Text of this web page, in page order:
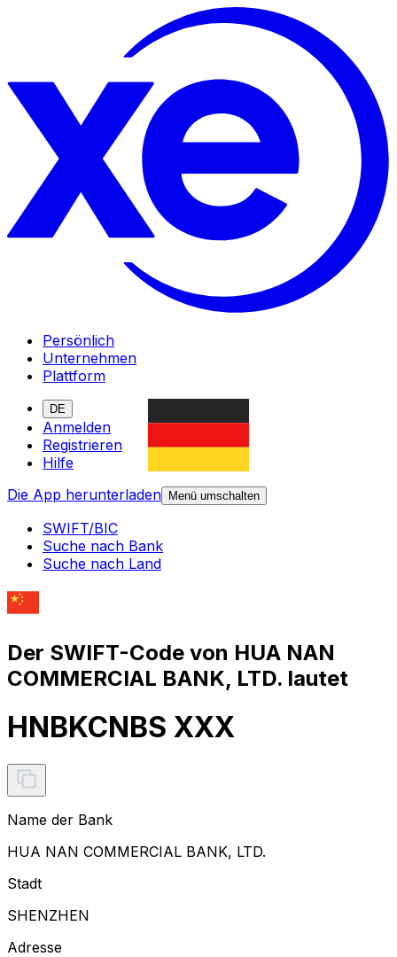
Persönlich
Unternehmen
Plattform
DE
Anmelden
Registrieren
Hilfe
Die App herunterladen
Menü umschalten
SWIFT/BIC
Suche nach Bank
Suche nach Land
Der SWIFT-Code von HUA NAN
COMMERCIAL BANK, LTD. lautet
HNBKCNBS XXX
Name der Bank
HUA NAN COMMERCIAL BANK, LTD.
Stadt
SHENZHEN
Adresse